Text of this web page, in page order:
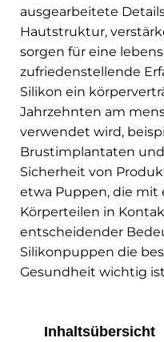
ausgearbeitete
Hautstruktur,
sorgen für eine
zufriedenstellende
Silikon ein
Jahrzehnten am
verwendet wird,
Brustimplantaten
Sicherheit von
etwa Puppen, die
Körperteilen in
entscheidender
Silikonpuppen die
Gesundheit wichtig
Inhaltsübersicht